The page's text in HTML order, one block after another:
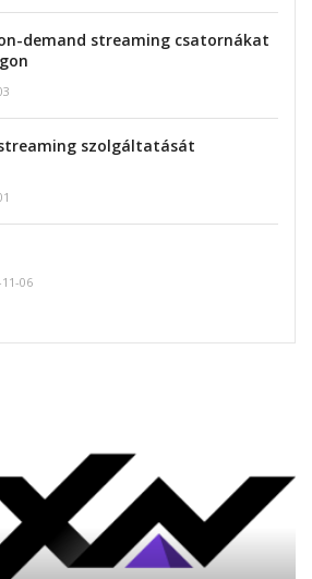
demand streaming csatornákat
szolgáltatását
06